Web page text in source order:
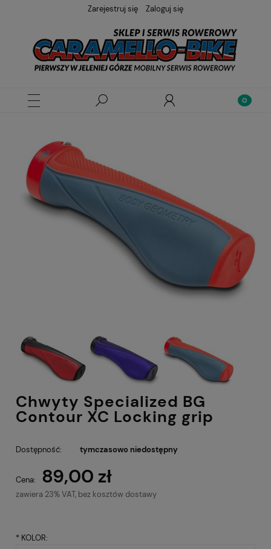
Zarejestruj się Zaloguj się
Chwyty Specialized BG
Contour XC Locking grip
Dostępność: tymczasowo niedostępny
Cena: 89,00 zł
zawiera 23% VAT, bez kosztów dostawy
* KOLOR: